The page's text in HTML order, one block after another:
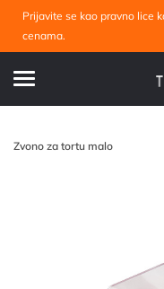
Prijavite se kao pravno lice
cenama.
Zvono za tortu malo